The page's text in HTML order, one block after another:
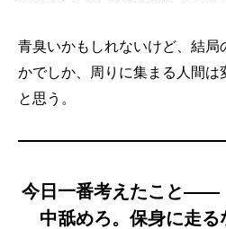
青臭いかもしれないけど、結局
かでしか、周りに集まる人間は
と思う。
今日一番考えたこと——
中舐めろ。保身に走